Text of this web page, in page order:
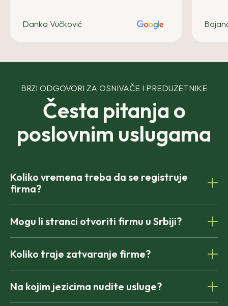
Danka Vučković
BRZI ODGOVORI ZA OSNIVAČE I PREDUZETNIKE
Česta pitanja o
poslovnim uslugama
Koliko vremena treba da se registruje
firma?
dana, u zavisnosti od pripreme dokumentacije i
odobrenja APR-a.
Mogu li stranci otvoriti firmu u Srbiji?
firmu na daljinu, uz odgovarajuću dokumentaciju.
Vodiće te kroz sve pravne i poreske zahteve.
Koliko traje zatvaranje firme?
forme:
Na kojim jezicima nudite usluge?